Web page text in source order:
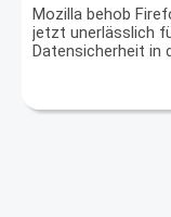
Mozilla behob
jetzt unerlässlich
Datensicherheit in